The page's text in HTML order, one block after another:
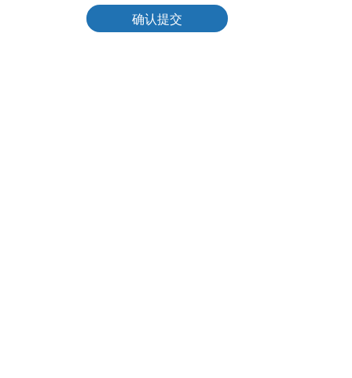
确认提交